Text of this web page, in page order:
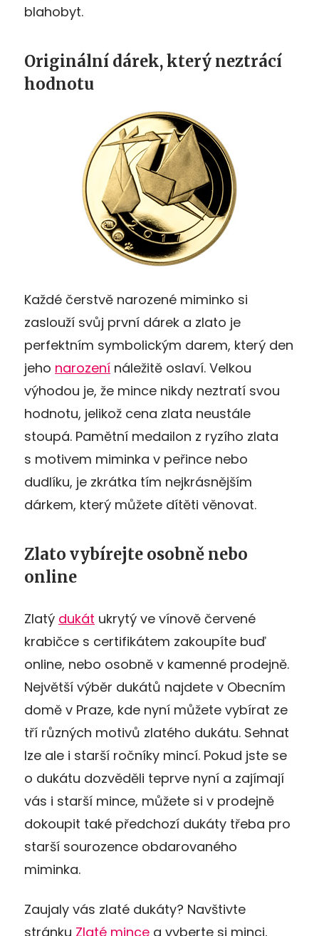
blahobyt.
Originální dárek, který neztrácí
hodnotu
Každé čerstvě narozené miminko si
zaslouží svůj první dárek a zlato je
perfektním symbolickým darem, který den
jeho narození náležitě oslaví. Velkou
výhodou je, že mince nikdy neztratí svou
hodnotu, jelikož cena zlata neustále
stoupá. Pamětní medailon z ryzího zlata
s motivem miminka v peřince nebo
dudlíku, je zkrátka tím nejkrásnějším
dárkem, který můžete dítěti věnovat.
Zlato vybírejte osobně nebo
online
Zlatý dukát ukrytý ve vínově červené
krabičce s certifikátem zakoupíte buď
online, nebo osobně v kamenné prodejně.
Největší výběr dukátů najdete v Obecním
domě v Praze, kde nyní můžete vybírat ze
tří různých motivů zlatého dukátu. Sehnat
lze ale i starší ročníky mincí. Pokud jste se
o dukátu dozvěděli teprve nyní a zajímají
vás i starší mince, můžete si v prodejně
dokoupit také předchozí dukáty třeba pro
starší sourozence obdarovaného
miminka.
Zaujaly vás zlaté dukáty? Navštivte
stránku Zlaté mince a vyberte si minci,